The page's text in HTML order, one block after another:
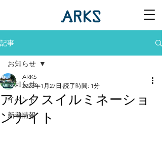
記事
お知らせ
イベント
新着情報
お知らせ
アルクスイルミネーショ
ンナイト
ARKS
2023年1月27日 読了時間: 1分